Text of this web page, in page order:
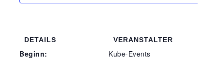
DETAILS
Beginn:
VERANSTALTER
Kube-Events